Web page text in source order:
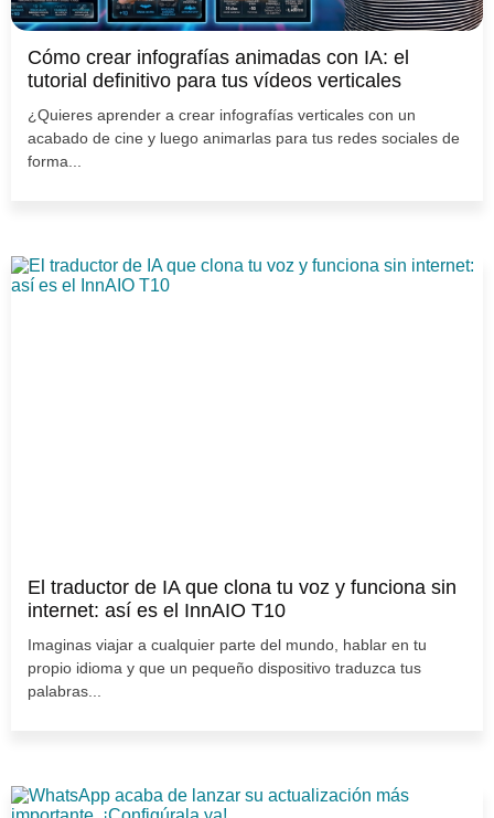
Cómo crear infografías animadas con IA: el
tutorial definitivo para tus vídeos verticales
¿Quieres aprender a crear infografías verticales con un
acabado de cine y luego animarlas para tus redes sociales de
forma...
El traductor de IA que clona tu voz y funciona sin
internet: así es el InnAIO T10
Imaginas viajar a cualquier parte del mundo, hablar en tu
propio idioma y que un pequeño dispositivo traduzca tus
palabras...